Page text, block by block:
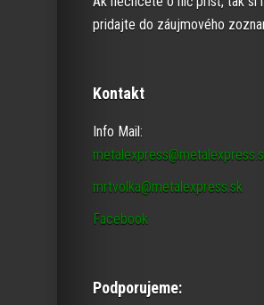
pridajte do záujmového
Kontakt
Info Mail:
mrtvolka@metalexpress.sk
Facebook
Podporujeme: